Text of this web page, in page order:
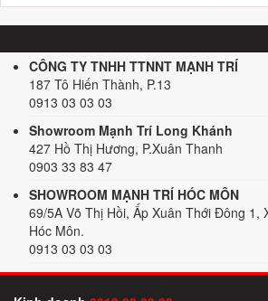
CÔNG TY TNHH TTNNT MẠNH TRÍ
187 Tô Hiến Thành, P.13
0913 03 03 03
Showroom Mạnh Trí Long Khánh
427 Hồ Thị Hương, P.Xuân Thanh
0903 33 83 47
SHOWROOM MẠNH TRÍ HÓC MÔN
69/5A Võ Thị Hồi, Ấp Xuân Thới Đông 1,
Hóc Môn.
0913 03 03 03